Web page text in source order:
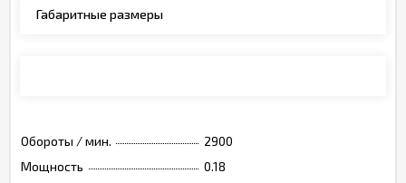
Габаритные размеры
Обороты / мин.
2900
Мощность
0.18